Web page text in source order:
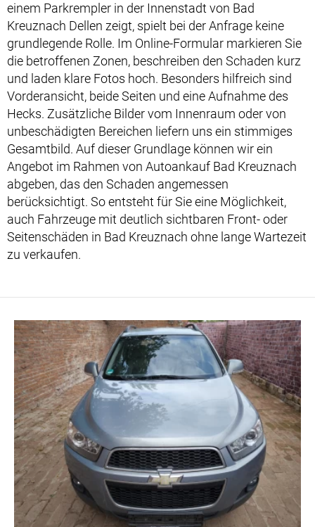
einem Parkrempler in der Innenstadt von Bad
Kreuznach Dellen zeigt, spielt bei der Anfrage keine
grundlegende Rolle. Im Online-Formular markieren Sie
die betroffenen Zonen, beschreiben den Schaden kurz
und laden klare Fotos hoch. Besonders hilfreich sind
Vorderansicht, beide Seiten und eine Aufnahme des
Hecks. Zusätzliche Bilder vom Innenraum oder von
unbeschädigten Bereichen liefern uns ein stimmiges
Gesamtbild. Auf dieser Grundlage können wir ein
Angebot im Rahmen von Autoankauf Bad Kreuznach
abgeben, das den Schaden angemessen
berücksichtigt. So entsteht für Sie eine Möglichkeit,
auch Fahrzeuge mit deutlich sichtbaren Front- oder
Seitenschäden in Bad Kreuznach ohne lange Wartezeit
zu verkaufen.